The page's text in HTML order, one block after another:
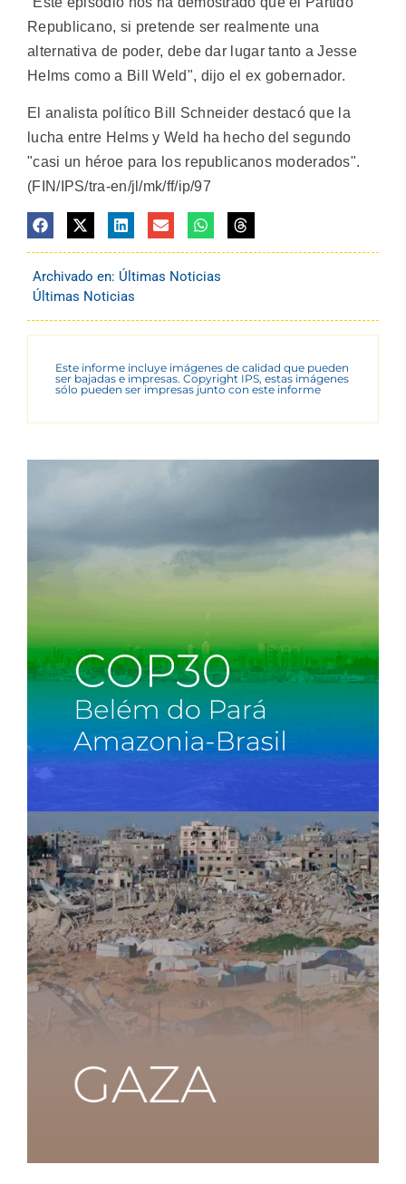
Republicano, si pretende ser realmente una
alternativa de poder, debe dar lugar tanto a Jesse
Helms como a Bill Weld", dijo el ex gobernador.
El analista político Bill Schneider destacó que la
lucha entre Helms y Weld ha hecho del segundo
"casi un héroe para los republicanos moderados".
(FIN/IPS/tra-en/jl/mk/ff/ip/97
Archivado en: Últimas Noticias
Últimas Noticias
Este informe incluye imágenes de calidad que pueden
ser bajadas e impresas. Copyright IPS, estas imágenes
sólo pueden ser impresas junto con este informe